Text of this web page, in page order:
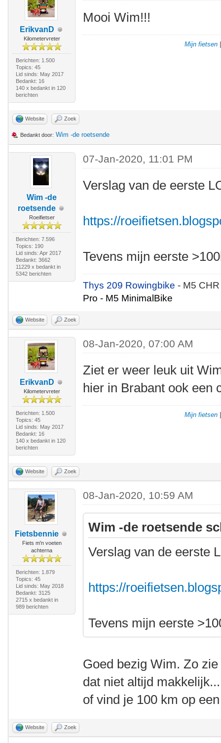
ErikvanD
Kilometervreter
Berichten: 1.500
Topics: 45
Lid sinds: May 2017
Bedankt: 16
140 x bedankt in 120
berichten
Mooi Wim!!!
Mijn fietsen
Website Zoek
Bedankt door: Wim -de roetsende
Wim -de
roetsende
Roeifietser
Berichten: 7.596
Topics: 190
Lid sinds: Apr 2017
Bedankt: 3662
11229 x bedankt in
5342 berichten
07-Jan-2020, 11:01 PM
Verslag van de eerste
https://
Tevens mijn eerste
Thys 209 Rowingbike- M5
Pro - M5 MinimalBike
Website Zoek
ErikvanD
Kilometervreter
Berichten: 1.500
Topics: 45
Lid sinds: May 2017
Bedankt: 16
140 x bedankt in 120
berichten
08-Jan-2020, 07:00 AM
Ziet er weer leuk uit
hier in Brabant ook een
Mijn fietsen
Website Zoek
Fietsbennie
Fiets m'n voeten
achterna
Berichten: 1.879
Topics: 45
Lid sinds: May 2018
Bedankt: 3125
2715 x bedankt in
989 berichten
08-Jan-2020, 10:59 AM
Wim -de roetsende
Verslag van de eerste
https://
Tevens mijn eerste
Goed bezig Wim. Zo
dat niet altijd
of vind je 100 km op
Website Zoek